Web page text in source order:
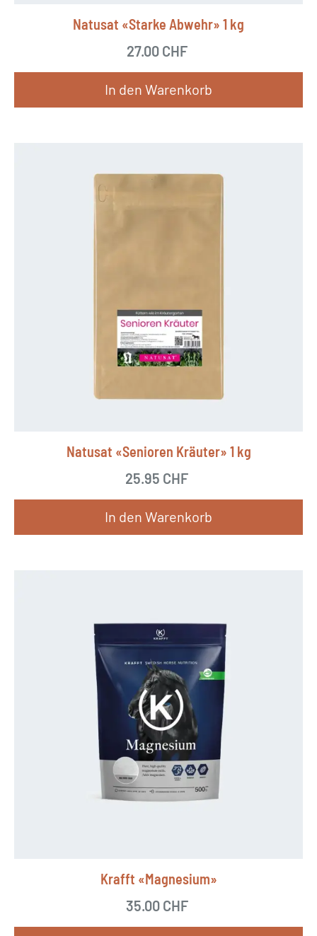
Natusat «Starke Abwehr» 1 kg
27.00 CHF
In den Warenkorb
Natusat «Senioren Kräuter» 1 kg
25.95 CHF
In den Warenkorb
Krafft «Magnesium»
35.00 CHF